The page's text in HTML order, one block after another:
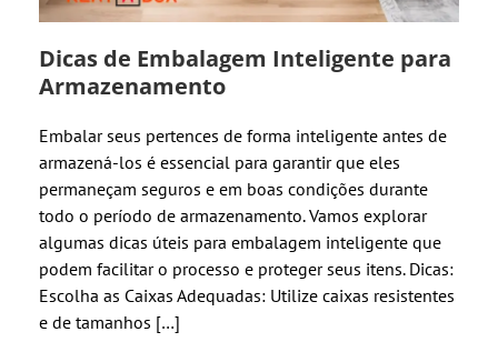
Dicas de Embalagem Inteligente para
Armazenamento
Embalar seus pertences de forma inteligente antes de
armazená-los é essencial para garantir que eles
permaneçam seguros e em boas condições durante
todo o período de armazenamento. Vamos explorar
algumas dicas úteis para embalagem inteligente que
podem facilitar o processo e proteger seus itens. Dicas:
Escolha as Caixas Adequadas: Utilize caixas resistentes
e de tamanhos […]